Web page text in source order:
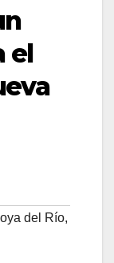
el
del Río,